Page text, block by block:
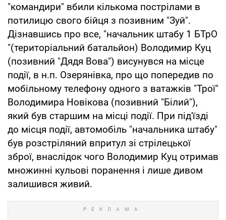
"командири" вбили кількома пострілами в
потилицю свого бійця з позивним "Зуй".
Дізнавшись про все, "начальник штабу 1 БТрО
"(територіальний батальйон) Володимир Куц
(позивний "Дядя Вова") висунувся на місце
події, в н.п. Озерянівка, про що попередив по
мобільному телефону одного з ватажків "Трої"
Володимира Новікова (позивний "Білий"),
який був старшим на місці події. При під'їзді
до місця події, автомобіль "начальника штабу"
був розстріляний впритул зі стрілецької
зброї, внаслідок чого Володимир Куц отримав
множинні кульові поранення і лише дивом
залишився живий.